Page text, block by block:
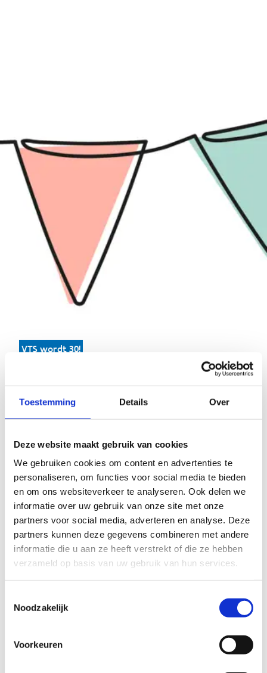
Toestemming Details Over
Deze website maakt gebruik van cookies
We gebruiken cookies om content en advertenties te
personaliseren, om functies voor social media te bieden
en om ons websiteverkeer te analyseren. Ook delen we
informatie over uw gebruik van onze site met onze
partners voor social media, adverteren en analyse. Deze
partners kunnen deze gegevens combineren met andere
informatie die u aan ze heeft verstrekt of die ze hebben
verzameld op basis van uw gebruik van hun services.
Noodzakelijk
Voorkeuren
VTS wordt 30!
Schrijf je in
Locatie
VTS wordt 30!
30 jaar samen meer trainers beter
opleiden
De Vlaamse Trainersschool werd in 1994 opgericht en
blaast dit jaar dus 30 kaarsjes uit. Om dat te vieren
organiseren we opvrijdag 13 decembereengala-
Via deze webpagina houden we je op de hoogte en kan